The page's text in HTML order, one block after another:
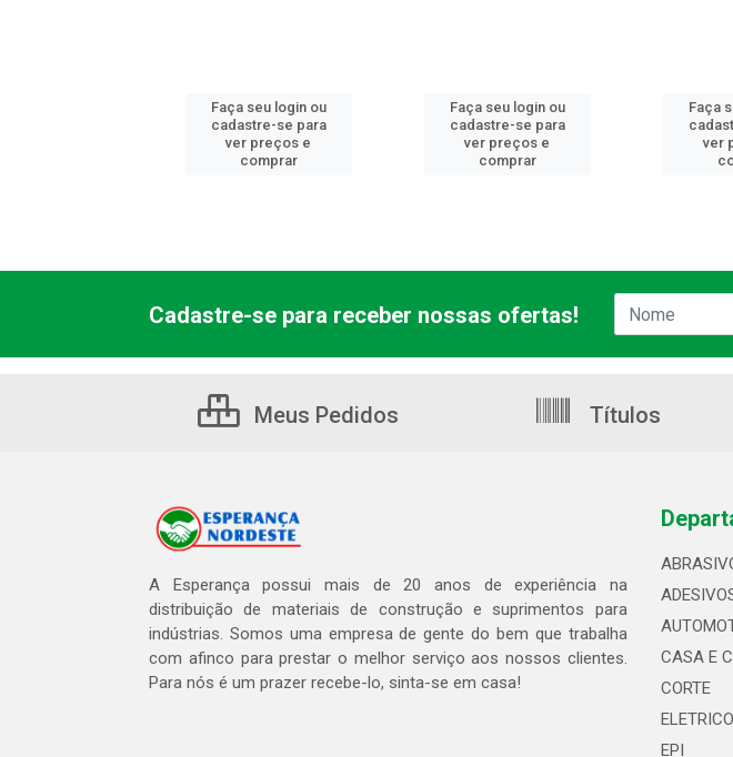
Faça seu login ou
cadastre-se para
ver preços e
comprar
Faça seu login ou
cadastre-se para
ver preços e
comprar
Faça
ver
Cadastre-se para receber nossas ofertas!
Meus Pedidos Títulos
A Esperança possui mais de 20 anos de experiência na
distribuição de materiais de construção e suprimentos para
indústrias. Somos uma empresa de gente do bem que trabalha
com afinco para prestar o melhor serviço aos nossos clientes.
Para nós é um prazer recebe-lo, sinta-se em casa!
CASA E
CORTE
EPI